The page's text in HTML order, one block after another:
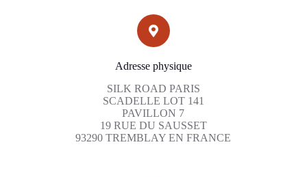
Adresse physique
SILK ROAD PARIS
SCADELLE LOT 141
PAVILLON 7
19 RUE DU SAUSSET
93290 TREMBLAY EN FRANCE